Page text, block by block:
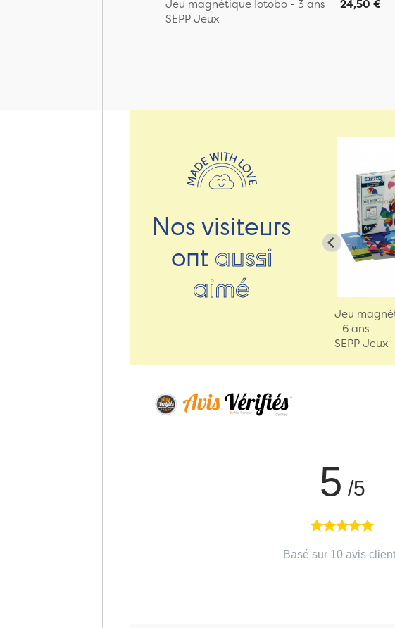
Jeu magnétique Iotobo - 3 ans
SEPP Jeux
24,50 €
Nos visiteurs
ont aussi
aimé
Jeu
- 6 ans
SEPP Jeux
5 /5
Basé sur 10 avis